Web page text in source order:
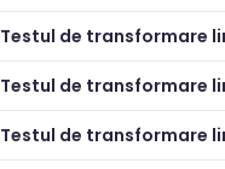
Testul de transformare
Testul de transformare
Testul de transformare